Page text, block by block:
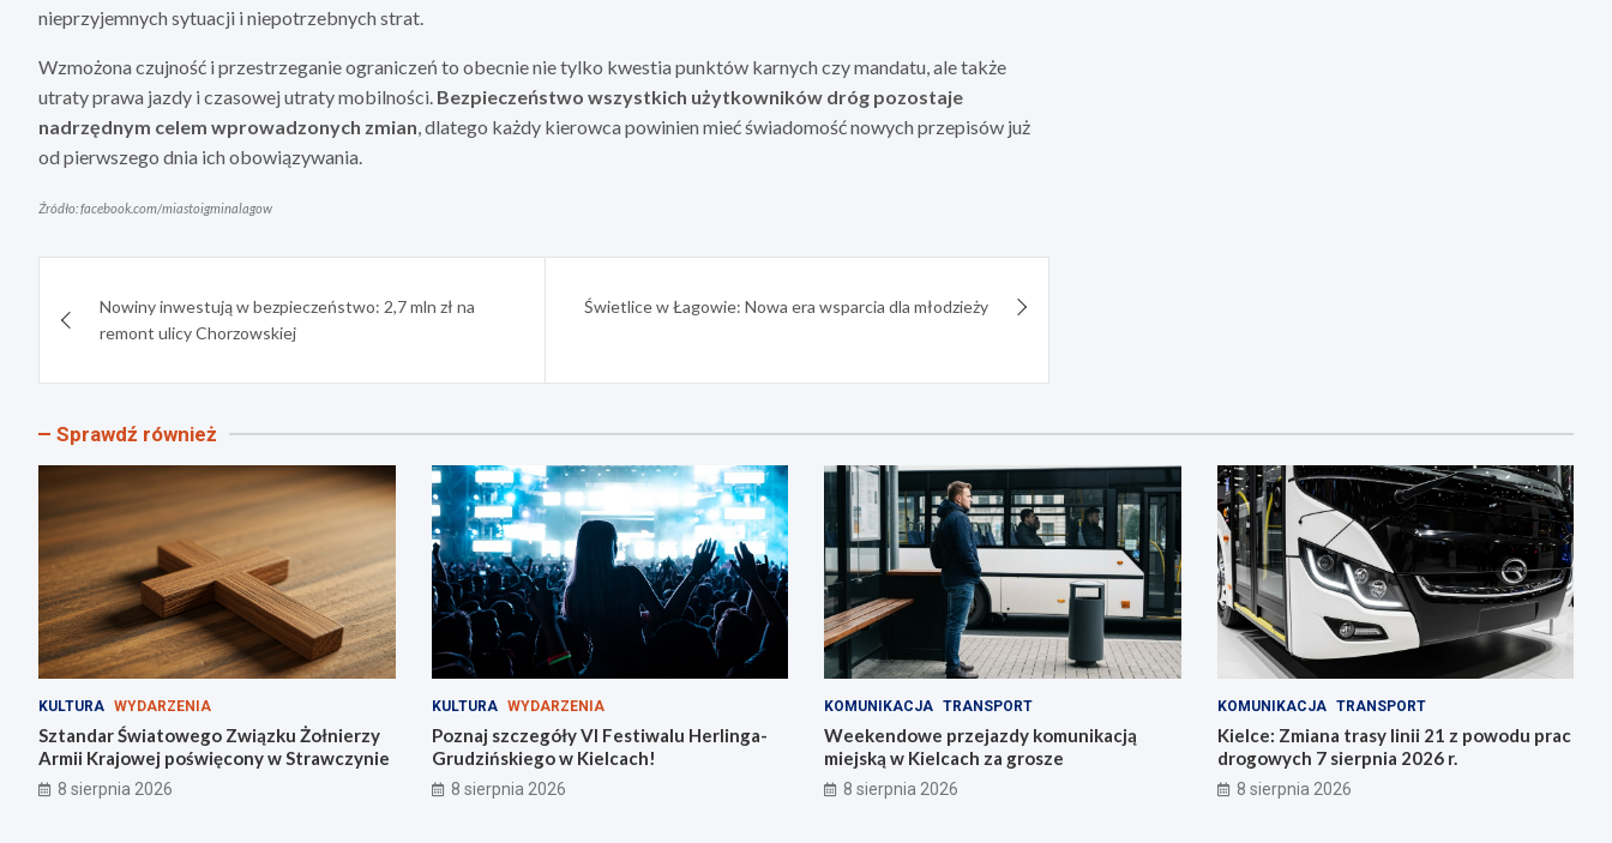
nieprzyjemnych sytuacji i niepotrzebnych strat.
Wzmożona czujność i przestrzeganie ograniczeń to obecnie nie tylko kwestia punktów karnych czy mandatu, ale także
utraty prawa jazdy i czasowej utraty mobilności. Bezpieczeństwo wszystkich użytkowników dróg pozostaje
nadrzędnym celem wprowadzonych zmian, dlatego każdy kierowca powinien mieć świadomość nowych przepisów już
od pierwszego dnia ich obowiązywania.
Źródło: facebook.com/miastoigminalagow
wpisuNowiny inwestują w bezpieczeństwo: 2,7 mln zł na
remont ulicy Chorzowskiej
Świetlice w Łagowie: Nowa era wsparcia dla młodzieży
Sprawdź również
KULTURA WYDARZENIA
Sztandar Światowego Związku Żołnierzy
Armii Krajowej poświęcony w Strawczynie
8 sierpnia 2026
KULTURA WYDARZENIA
Poznaj szczegóły VI Festiwalu Herlinga-
Grudzińskiego w Kielcach!
8 sierpnia 2026
KOMUNIKACJA TRANSPORT
Weekendowe przejazdy komunikacją
miejską w Kielcach za grosze
8 sierpnia 2026
KOMUNIKACJA TRANSPORT
Kielce: Zmiana trasy linii 21 z powodu prac
drogowych 7 sierpnia 2026 r.
8 sierpnia 2026